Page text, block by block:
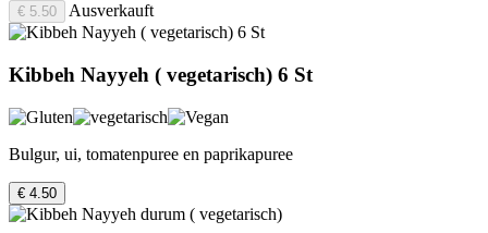
€ 5.50 Ausverkauft
Kibbeh Nayyeh ( vegetarisch) 6 St
Bulgur, ui, tomatenpuree en paprikapuree
€ 4.50